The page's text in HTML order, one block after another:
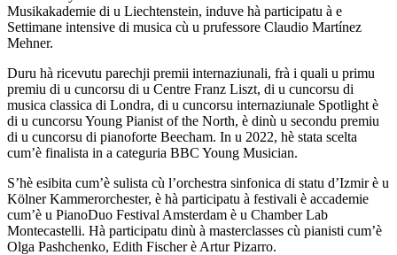
Musikakademie di u Liechtenstein, induve hà participatu à e
Settimane intensive di musica cù u prufessore Claudio Martínez
Mehner.
Duru hà ricevutu parechji premii internaziunali, frà i quali u primu
premiu di u cuncorsu di u Centre Franz Liszt, di u cuncorsu di
musica classica di Londra, di u cuncorsu internaziunale Spotlight è
di u cuncorsu Young Pianist of the North, è dinù u secondu premiu
di u cuncorsu di pianoforte Beecham. In u 2022, hè stata scelta
cum’è finalista in a categuria BBC Young Musician.
S’hè esibita cum’è sulista cù l’orchestra sinfonica di statu d’Izmir è u
Kölner Kammerorchester, è hà participatu à festivali è accademie
cum’è u PianoDuo Festival Amsterdam è u Chamber Lab
Montecastelli. Hà participatu dinù à masterclasses cù pianisti cum’è
Olga Pashchenko, Edith Fischer è Artur Pizarro.